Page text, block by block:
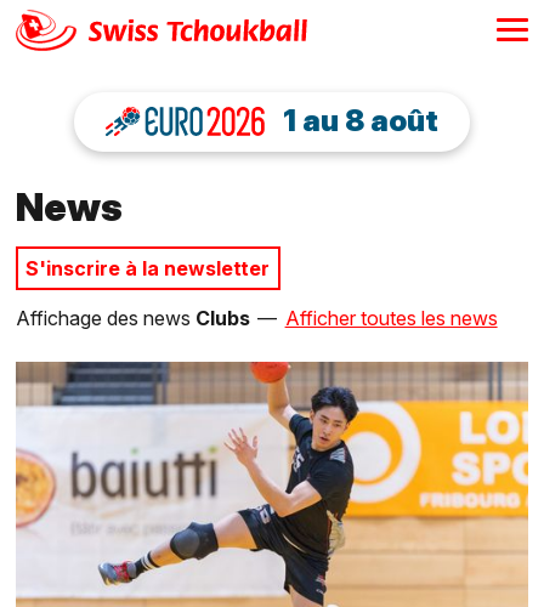
1 au 8 août
News
S'inscrire à la newsletter
Affichage des news Clubs — Afficher toutes les news